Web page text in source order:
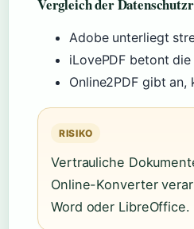
Vergleich der
Adobe unterliegt
iLovePDF betont
Online2PDF gibt
RISIKO
Vertrauliche
Online-Konverter
Word oder LibreOffice.